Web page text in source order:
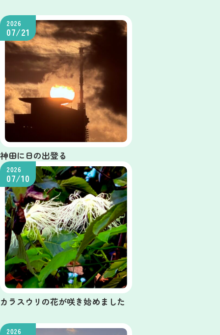
神田に日の出登る
2026
07/21
カラスウリの花が咲き始めました
2026
07/10
2026